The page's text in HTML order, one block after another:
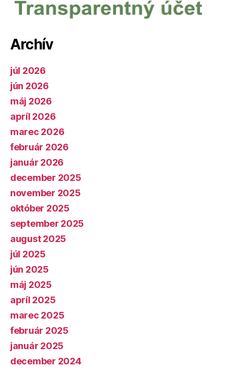
Archív
júl 2026
jún 2026
máj 2026
apríl 2026
marec 2026
február 2026
január 2026
december 2025
november 2025
október 2025
september 2025
august 2025
júl 2025
jún 2025
máj 2025
apríl 2025
marec 2025
február 2025
január 2025
december 2024